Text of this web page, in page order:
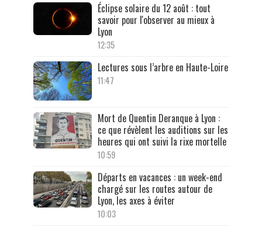
Éclipse solaire du 12 août : tout
savoir pour l'observer au mieux à
Lyon
12:35
Lectures sous l’arbre en Haute-Loire
11:47
Mort de Quentin Deranque à Lyon :
ce que révèlent les auditions sur les
heures qui ont suivi la rixe mortelle
10:59
Départs en vacances : un week-end
chargé sur les routes autour de
Lyon, les axes à éviter
10:03